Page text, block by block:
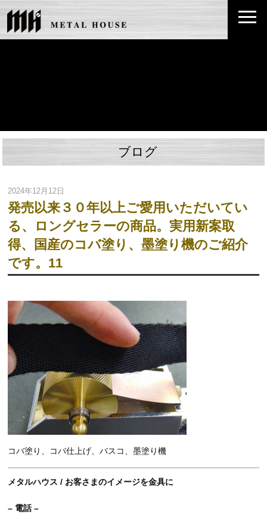
ブログ
2024年12月12日
発売以来３０年以上ご愛用いただいてい
る、ロングセラーの商品。実用新案取
得、国産のコバ塗り、墨塗り機のご紹介
です。11
コバ塗り、コバ仕上げ、バスコ、墨塗り機
メタルハウス / お客さまのイメージを金具に
– 電話 –